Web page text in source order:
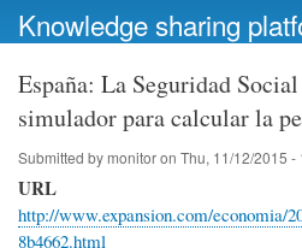
Knowledge sharing
España: La Seguridad
simulador para calcular la
Submitted by monitoron Thu, 11/12/2015 -
URL
http://www.expansion.com/economia/
8b4662.html